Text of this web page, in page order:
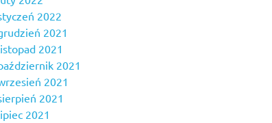
2022
2021
2021
2021
2021
2021
2021